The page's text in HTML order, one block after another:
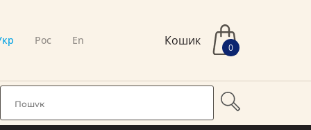
Рос En Кошик 0